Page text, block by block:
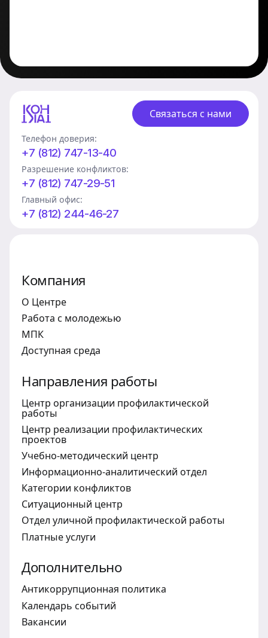
Связаться с нами
Телефон доверия:
+7 (812) 747-13-40
Разрешение конфликтов:
+7 (812) 747-29-51
Главный офис:
+7 (812) 244-46-27
Компания
О Центре
Работа с молодежью
МПК
Доступная среда
Направления работы
Центр организации профилактической
работы
Центр реализации профилактических
проектов
Учебно-методический центр
Информационно-аналитический отдел
Категории конфликтов
Ситуационный центр
Отдел уличной профилактической работы
Платные услуги
Дополнительно
Антикоррупционная политика
Календарь событий
Вакансии